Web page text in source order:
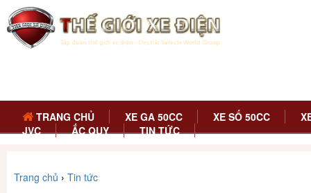
TRANG CHỦ XE GA 50CC XE SỐ 50CC
JVC
ẮC QUY TIN TỨC
Trang chủ › Tin tức